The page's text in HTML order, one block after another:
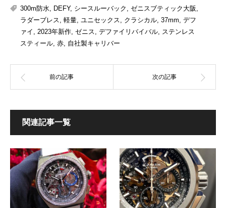
300m防水, DEFY, シースルーバック , ゼニスブティック大阪,
ラダーブレス, 軽量, ユニセックス, クラシカル, 37mm, デフ
ァイ , 2023年新作, ゼニス, デファイリバイバル, ステンレス
スティール, 赤, 自社製キャリバー
関連記事一覧